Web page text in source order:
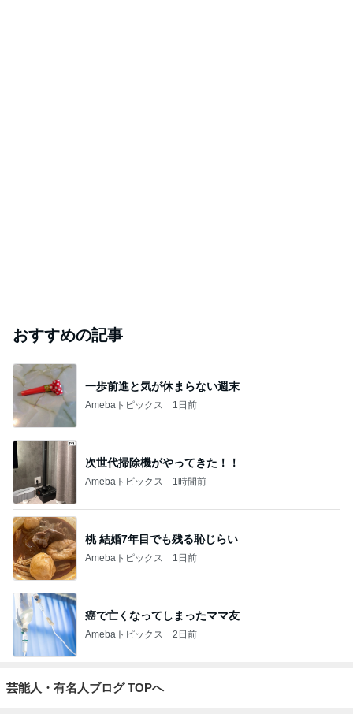
おすすめの記事
一歩前進と気が休まらない週末
Amebaトピックス 1日前
次世代掃除機がやってきた！！
Amebaトピックス 1時間前
桃 結婚7年目でも残る恥じらい
Amebaトピックス 1日前
癌で亡くなってしまったママ友
Amebaトピックス 2日前
芸能人・有名人ブログ TOPへ